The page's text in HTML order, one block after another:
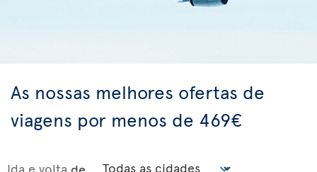
As nossas melhores ofertas de
viagens por menos de 469€
Ida e volta de